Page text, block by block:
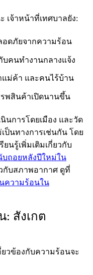
เจ้าหน้าที่เทศบาลยัง:
อดภัยจากความร้อน
คนทำงานกลางแจ้ง
แม่ค้า และคนไร้บ้าน
พสินค้าเปิดนานขึ้น
นการโดยเมือง และวัด
นทางการเช่นกัน โดย
นรู้เพิ่มเติมเกี่ยวกับ
ถอยหลังปีใหม่ใน
กับสภาพอากาศ ดูที่
นความร้อนใน
: สังเกต
วข้องกับความร้อนจะ